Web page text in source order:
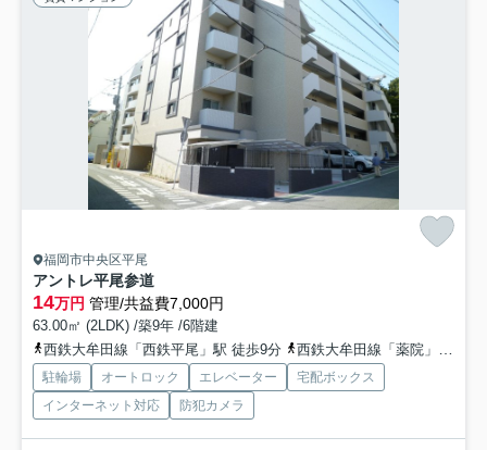
福岡市中央区平尾
アントレ平尾参道
14万円 管理/共益費7,000円
63.00㎡ (2LDK) /築9年 /6階建
西鉄大牟田線「西鉄平尾」駅 徒歩9分
西鉄大牟田線「薬院」駅 徒歩14分
駐輪場 オートロック エレベーター
宅配ボックス
インターネット対応
防犯カメラ